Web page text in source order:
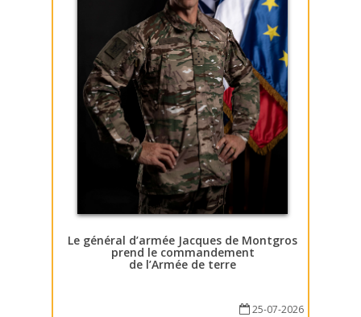
Le général d’armée Jacques de Montgros
prend le commandement
de l’Armée de terre
25-07-2026